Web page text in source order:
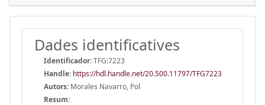
Dades identificatives
Identificador:TFG:7223
Handle: https://hdl.handle.net/20.500.11797/TFG7223
Autors: Morales Navarro, Pol
Resum: